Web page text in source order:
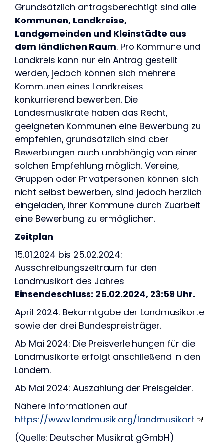
Grundsätzlich antragsberechtigt sind alle
Kommunen, Landkreise,
Landgemeinden und Kleinstädte aus
dem ländlichen Raum. Pro Kommune und
Landkreis kann nur ein Antrag gestellt
werden, jedoch können sich mehrere
Kommunen eines Landkreises
konkurrierend bewerben. Die
Landesmusikräte haben das Recht,
geeigneten Kommunen eine Bewerbung zu
empfehlen, grundsätzlich sind aber
Bewerbungen auch unabhängig von einer
solchen Empfehlung möglich. Vereine,
Gruppen oder Privatpersonen können sich
nicht selbst bewerben, sind jedoch herzlich
eingeladen, ihrer Kommune durch Zuarbeit
eine Bewerbung zu ermöglichen.
Zeitplan
15.01.2024 bis 25.02.2024:
Ausschreibungszeitraum für den
Landmusikort des Jahres
Einsendeschluss: 25.02.2024, 23:59 Uhr.
April 2024: Bekanntgabe der Landmusikorte
sowie der drei Bundespreisträger.
Ab Mai 2024: Die Preisverleihungen für die
Landmusikorte erfolgt anschließend in den
Ländern.
Ab Mai 2024: Auszahlung der Preisgelder.
Nähere Informationen auf
https://www.landmusik.org/landmusikort
(Quelle: Deutscher Musikrat gGmbH)